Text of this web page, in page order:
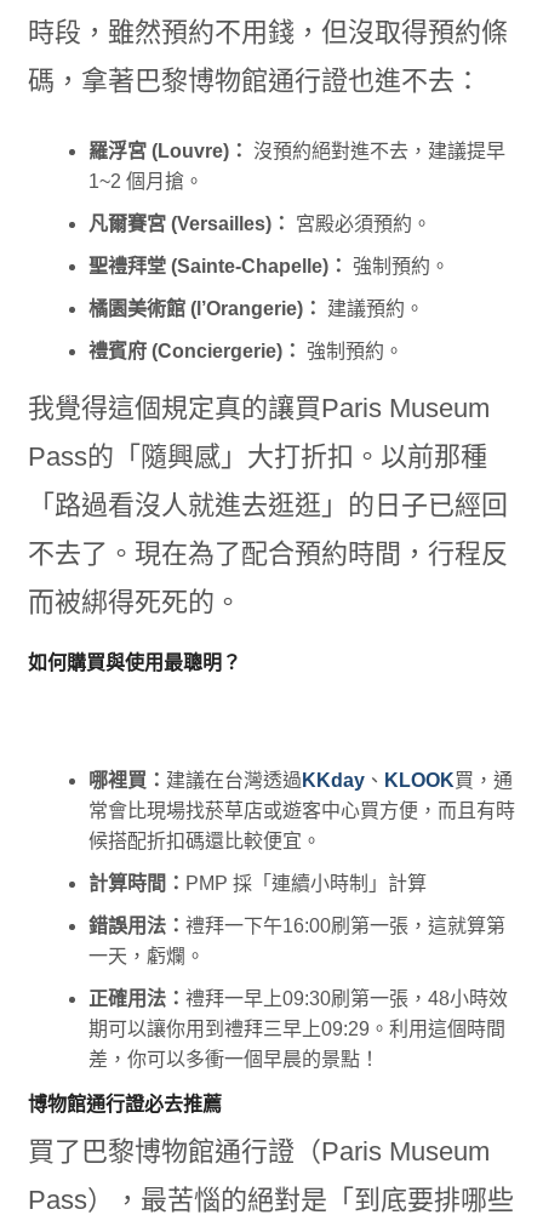
時段，雖然預約不用錢，但沒取得預約條
碼，拿著巴黎博物館通行證也進不去：
羅浮宮 (Louvre)： 沒預約絕對進不去，建議提早
1~2 個月搶。
凡爾賽宮 (Versailles)： 宮殿必須預約。
聖禮拜堂 (Sainte-Chapelle)： 強制預約。
橘園美術館 (l’Orangerie)： 建議預約。
禮賓府 (Conciergerie)： 強制預約。
我覺得這個規定真的讓買Paris Museum
Pass的「隨興感」大打折扣。以前那種
「路過看沒人就進去逛逛」的日子已經回
不去了。現在為了配合預約時間，行程反
而被綁得死死的。
如何購買與使用最聰明？
哪裡買： 建議在台灣透過 KKday、 KLOOK買，通
常會比現場找菸草店或遊客中心買方便，而且有時
候搭配折扣碼還比較便宜。
計算時間： PMP 採「連續小時制」計算
錯誤用法： 禮拜一下午16:00刷第一張，這就算第
一天，虧爛。
正確用法： 禮拜一早上09:30刷第一張，48小時效
期可以讓你用到禮拜三早上09:29。利用這個時間
差，你可以多衝一個早晨的景點！
博物館通行證必去推薦
買了巴黎博物館通行證（Paris Museum
Pass），最苦惱的絕對是「到底要排哪些